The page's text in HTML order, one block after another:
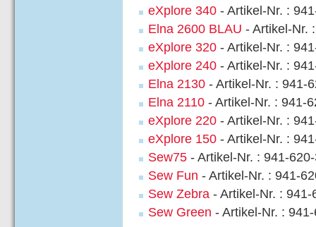
eXplore 340 - Artikel-Nr. :
Elna 2600 BLAU - Artikel-Nr.
eXplore 320 - Artikel-Nr. :
eXplore 240 - Artikel-Nr. :
Elna 2130 - Artikel-Nr. : 941-
Elna 2110 - Artikel-Nr. : 941-
eXplore 220 - Artikel-Nr. :
eXplore 150 - Artikel-Nr. :
Sew75 - Artikel-Nr. : 941-
Sew Fun - Artikel-Nr. : 941-
Sew Zebra - Artikel-Nr. : 941-
Sew Green - Artikel-Nr. :